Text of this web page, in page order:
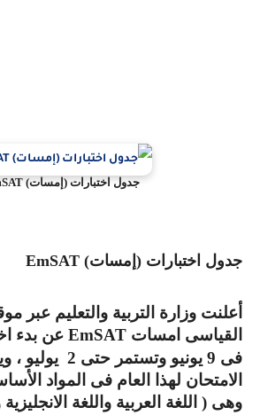
جدول اختبارات (إمسات)EmSAT
اختبارات (إمسات)EmSAT
وزارة التربية والتعليم عبر موقع
امساتEmSATعن بدء
فى 9 يونيو وتستمر حتى 2
لهذا العام فى المواد
( اللغة العربية واللغة الانجليزية